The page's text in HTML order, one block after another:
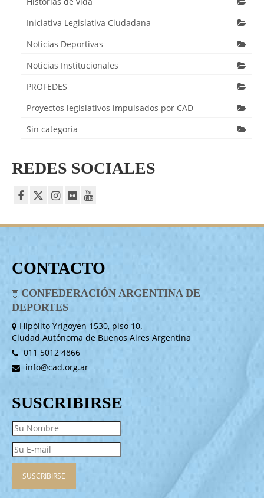
Iniciativa Legislativa Ciudadana
Noticias Deportivas
Noticias Institucionales
PROFEDES
Proyectos legislativos impulsados por CAD
Sin categoría
REDES SOCIALES
CONTACTO
CONFEDERACIÓN ARGENTINA DE
DEPORTES
Hipólito Yrigoyen 1530, piso 10.
Ciudad Autónoma de Buenos Aires Argentina
011 5012 4866
info@cad.org.ar
SUSCRIBIRSE